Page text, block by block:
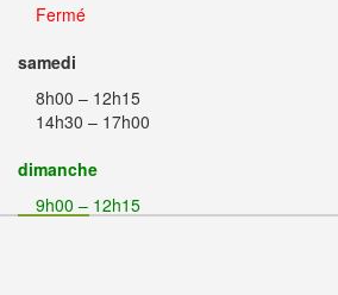
Fermé
samedi
8h00 – 12h15
14h30 – 17h00
dimanche
9h00 – 12h15